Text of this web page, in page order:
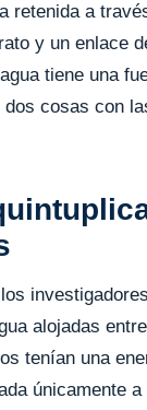
retenida a
y un enlace
tiene una
cosas con
alojadas
tenían una
únicamente